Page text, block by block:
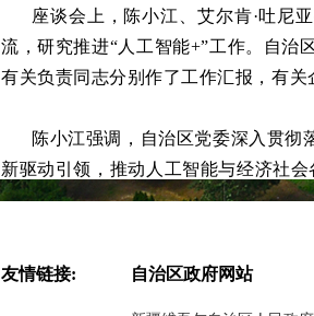
座谈会上，陈小江、艾尔肯·吐尼
流，研究推进“人工智能+”工作。自治
有关负责同志分别作了工作汇报，有关
陈小江强调，自治区党委深入贯彻
新驱动引领，推动人工智能与经济社
局推进算力基础设施建设，加强绿电
动赋能千行百业，依托新疆资源禀赋
产业转型升级、保障和改善民生、高
友情链接: 自治区政府网站